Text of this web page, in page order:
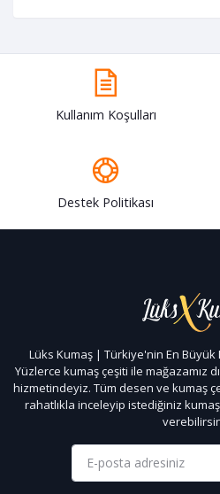
Kullanım Koşulları
Destek Politikası
Lüks Kumaş | Türkiye'nin En Büyük
Yüzlerce kumaş çeşiti ile mağazamız
hizmetindeyiz. Tüm desen ve kumaş
rahatlıkla inceleyip istediğiniz